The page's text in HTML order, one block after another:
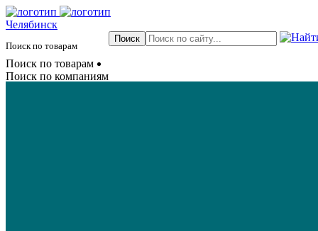
Челябинск
Поиск по товарам
Поиск по товарам
Поиск по компаниям